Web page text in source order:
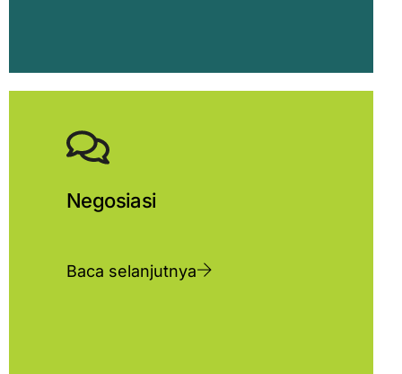
Negosiasi
Baca selanjutnya